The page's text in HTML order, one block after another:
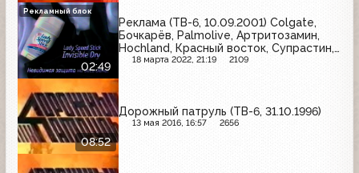
02:49
Реклама (ТВ-6, 10.09.2001) Colgate,
Бочкарёв, Palmolive, Артритозамин,
Hochland, Красный восток, Супрастин,
Lady Speed Stick
18 марта 2022, 21:19 2109
Рекламный блок
08:52
Дорожный патруль (ТВ-6, 31.10.1996)
13 мая 2016, 16:57 2656